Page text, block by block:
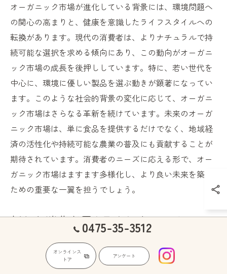
オーガニック市場が進化している背景には、環境問題へ
の関心の高まりと、健康を意識したライフスタイルへの
転換があります。現代の消費者は、よりナチュラルで持
続可能な選択を求める傾向にあり、この動向がオーガニ
ック市場の成長を後押ししています。特に、若い世代を
中心に、環境に優しい製品を選ぶ動きが顕著になってい
ます。このような社会的背景の変化に応じて、オーガニ
ック市場はさらなる革新を続けています。未来のオーガ
ニック市場は、単に食品を提供するだけでなく、地域経
済の活性化や持続可能な農業の普及にも貢献することが
期待されています。消費者のニーズに応える形で、オー
ガニック市場はますます多様化し、より良い未来を築く
ための重要な一翼を担うでしょう。
新たな消費者層を取り込むオーガニッ
オーガニックマーケットは、従来の健康志向の消費者だ
0475-35-3512
オンラインス
トア
アンケート